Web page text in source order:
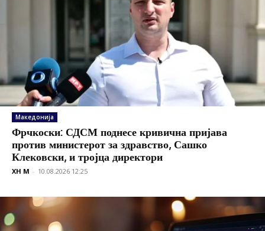
Македонија
Фрчкоски: СДСМ поднесе кривична пријава
против министерот за здравство, Сашко
Клековски, и тројца директори
XH M - 10.08.2026 12:25